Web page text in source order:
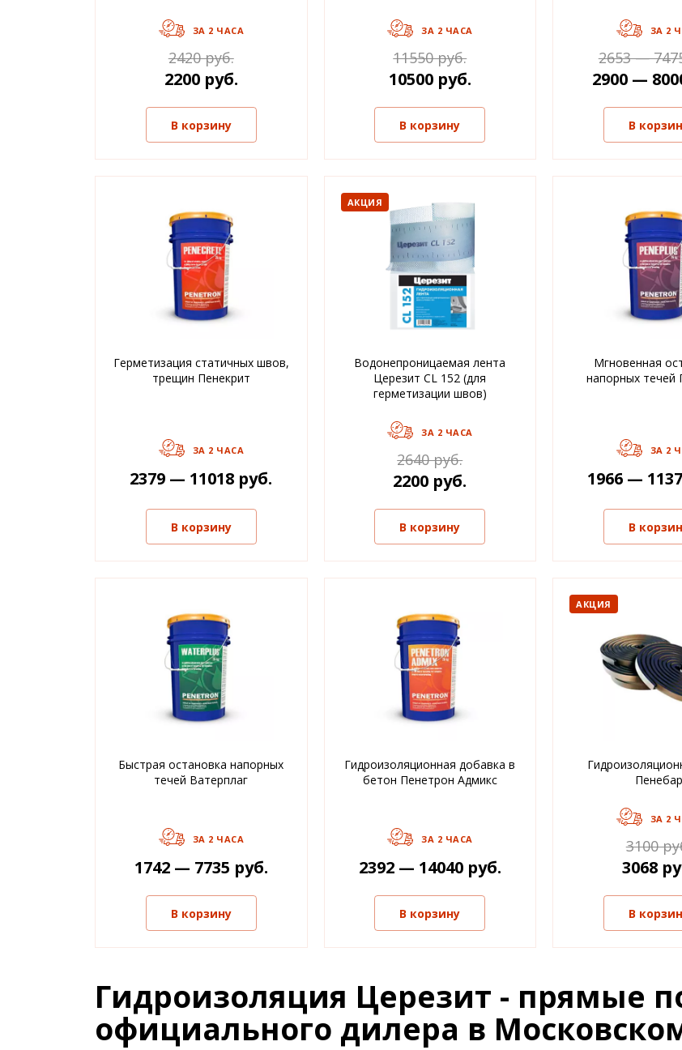
ЗА 2 ЧАСА
2420 руб.
2200 руб.
В корзину
ЗА 2 ЧАСА
11550 руб.
10500 руб.
В корзину
ЗА 2
2653 —
2900 —
В
Герметизация статичных швов,
трещин Пенекрит
ЗА 2 ЧАСА
2379 — 11018 руб.
В корзину
АКЦИЯ
Водонепроницаемая лента
Церезит CL 152 (для
герметизации швов)
ЗА 2 ЧАСА
2640 руб.
2200 руб.
В корзину
Мгновенная
напорных течей
ЗА 2
1966 —
В
Быстрая остановка напорных
течей Ватерплаг
ЗА 2 ЧАСА
1742 — 7735 руб.
В корзину
Гидроизоляционная добавка в
бетон Пенетрон Адмикс
ЗА 2 ЧАСА
2392 — 14040 руб.
В корзину
АКЦИЯ
Пенебар
ЗА 2
3100
3068
В
Гидроизоляция Церезит - прямые
официального дилера в